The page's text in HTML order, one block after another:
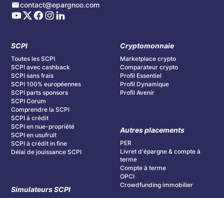
contact@epargnoo.com
SCPI
Toutes les SCPI
SCPI avec cashback
SCPI sans frais
SCPI 100% européennes
SCPI parts sponsors
SCPI Corum
Comprendre la SCPI
SCPI à crédit
SCPI en nue-propriété
SCPI en usufruit
SCPI à crédit in fine
Délai de jouissance SCPI
Simulateurs SCPI
Cryptomonnaie
Marketplace crypto
Comparateur crypto
Profil Essentiel
Profil Dynamique
Profil Avenir
Autres placements
PER
Livret d'épargne & compte à
terme
Compte à terme
OPCI
Crowdfunding immobilier